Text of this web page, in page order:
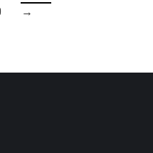
→